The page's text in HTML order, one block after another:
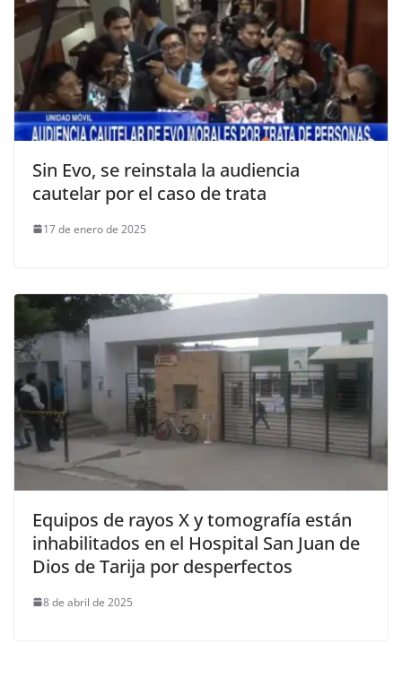
Sin Evo, se reinstala la audiencia
cautelar por el caso de trata
17 de enero de 2025
Equipos de rayos X y tomografía están
inhabilitados en el Hospital San Juan de
Dios de Tarija por desperfectos
8 de abril de 2025